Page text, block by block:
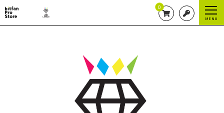
0
MENU